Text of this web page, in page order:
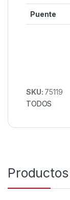
Puente
SKU: 75119
TODOS